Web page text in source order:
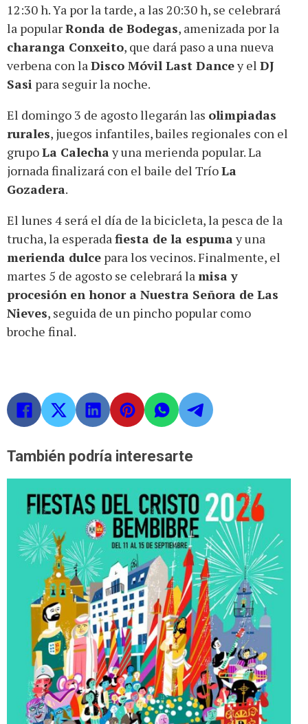
12:30 h. Ya por la tarde, a las 20:30 h, se celebrará
la popularRonda de Bodegas, amenizada por la
charanga Conxeito, que dará paso a una nueva
verbena con laDisco Móvil Last Dancey el DJ
Sasi para seguir la noche.
El domingo 3 de agosto llegarán las olimpiadas
rurales, juegos infantiles, bailes regionales con el
grupoLa Calecha y una merienda popular. La
jornada finalizará con el baile del TríoLa
Gozadera.
El lunes 4 será el día de la bicicleta, la pesca de la
trucha, la esperadafiesta de la espuma y una
merienda dulce para los vecinos. Finalmente, el
martes 5 de agosto se celebrará lamisa y
procesión en honor a Nuestra Señora de Las
Nieves, seguida de un pincho popular como
broche final.
También podría interesarte